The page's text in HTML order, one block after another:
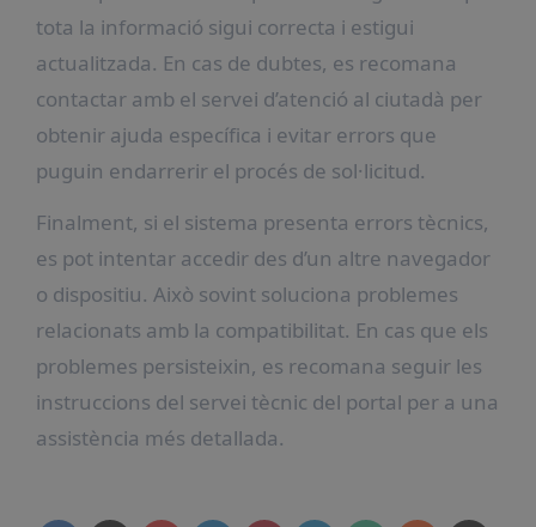
tota la informació sigui correcta i estigui
actualitzada. En cas de dubtes, es recomana
contactar amb el servei d’atenció al ciutadà per
obtenir ajuda específica i evitar errors que
puguin endarrerir el procés de sol·licitud.
Finalment, si el sistema presenta errors tècnics,
es pot intentar accedir des d’un altre navegador
o dispositiu. Això sovint soluciona problemes
relacionats amb la compatibilitat. En cas que els
problemes persisteixin, es recomana seguir les
instruccions del servei tècnic del portal per a una
assistència més detallada.